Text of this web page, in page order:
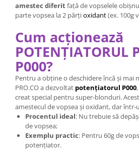
amestec diferitfață de vopselele
parte vopsea la 2 părțioxidant(ex. 100g
Cum acționează
POTENȚIATORUL
P000?
Pentru a obține o deschidere încă și mai
PRO.CO a dezvoltat potențiatorul P000
creat special pentru super-blonduri.
amestecul de vopsea și oxidant, dar
Procentul ideal: Nu trebuie să
de vopsea;
Exemplu practic: Pentru 60g de
potențiator.